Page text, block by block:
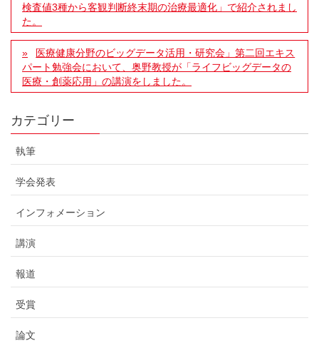
検査値3種から客観判断終末期の治療最適化」で紹介されまし
た。
医療健康分野のビッグデータ活用・研究会」第二回エキス
パート勉強会において、奥野教授が「ライフビッグデータの
医療・創薬応用」の講演をしました。
カテゴリー
執筆
学会発表
インフォメーション
講演
報道
受賞
論文